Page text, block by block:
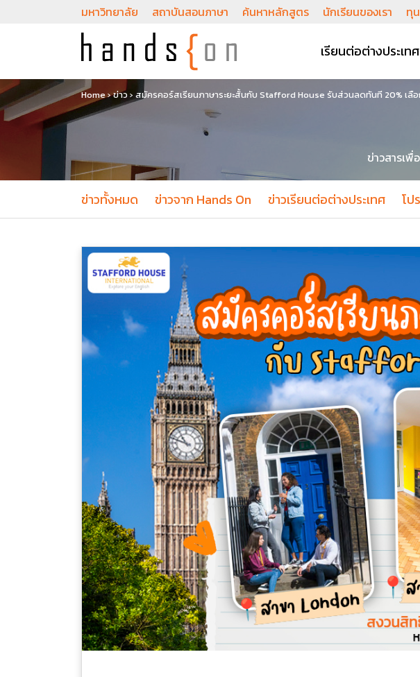
มหาวิทยาลัย สถาบันสอนภาษา ค้นหาหลักสูตร นักเรียนของเรา ทุ
เรียนต่อต่างประเทศ
Home›ข่าว› สมัครคอร์สเรียนภาษาระยะสั้นกับ Stafford House รับส่วนลดทันที 20% เ
ข่าวสารเพื่
ข่าวทั้งหมด ข่าวจาก Hands On ข่าวเรียนต่อต่างประเทศ โป